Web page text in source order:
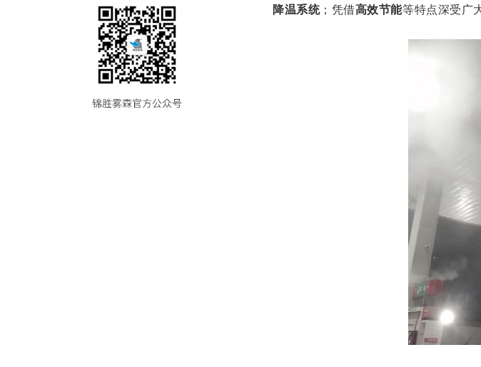
降温系统；凭借高效节能等特点深受广